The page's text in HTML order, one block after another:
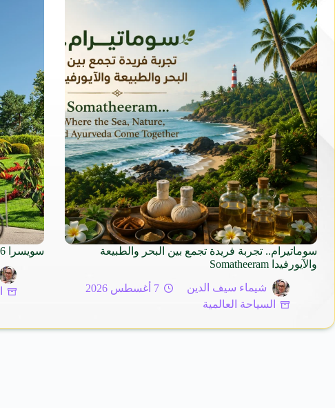
سوماتيرام.. تجربة فريدة تجمع بين البحر والطبيعة
والآيورفيدا Somatheeram
شيماء سيف الدين
7 أغسطس 2026
السياحة العالمية
سويسرا 2026 – الوجهة النابضة بالحياة للعائلات العربية